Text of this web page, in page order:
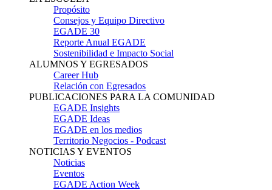
Propósito
Consejos y Equipo Directivo
EGADE 30
Reporte Anual EGADE
Sostenibilidad e Impacto Social
ALUMNOS Y EGRESADOS
Career Hub
Relación con Egresados
PUBLICACIONES PARA LA COMUNIDAD
EGADE Insights
EGADE Ideas
EGADE en los medios
Territorio Negocios - Podcast
NOTICIAS Y EVENTOS
Noticias
Eventos
EGADE Action Week